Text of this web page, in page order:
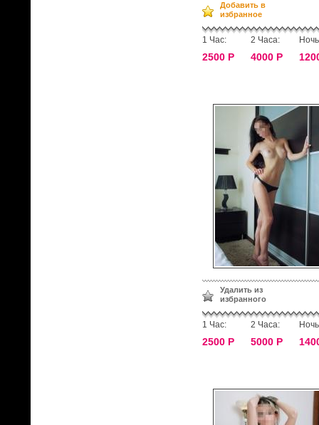
Добавить в
избранное
1 Час:
2500 Р
2 Часа:
4000 Р
Удалить из
избранного
1 Час:
2500 Р
2 Часа:
5000 Р